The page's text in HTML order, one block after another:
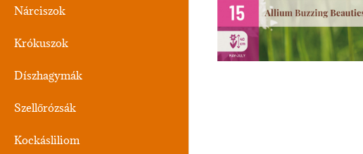
Nárciszok
Krókuszok
Díszhagymák
Szellőrózsák
Kockásliliom